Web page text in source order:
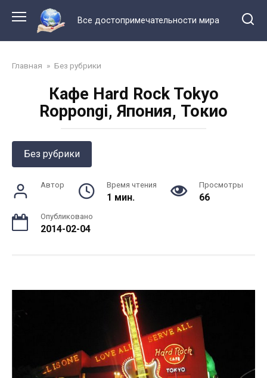
контенту
Все достопримечательности мира
Главная » Без рубрики
Кафе Hard Rock Tokyo
Roppongi, Япония, Токио
Без рубрики
Автор Время чтения
1 мин.
Просмотры
66
Опубликовано
2014-02-04